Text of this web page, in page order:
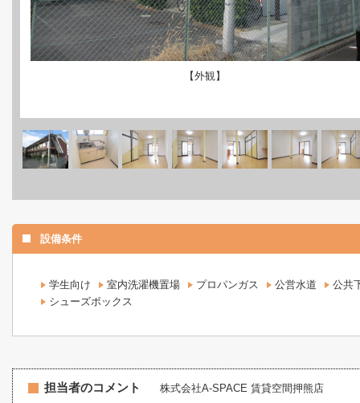
【外観】
設備条件
学生向け 室内洗濯機置場 プロパンガス 公営水道
公共
シューズボックス
担当者のコメント 株式会社A-SPACE 賃貸空間押熊店